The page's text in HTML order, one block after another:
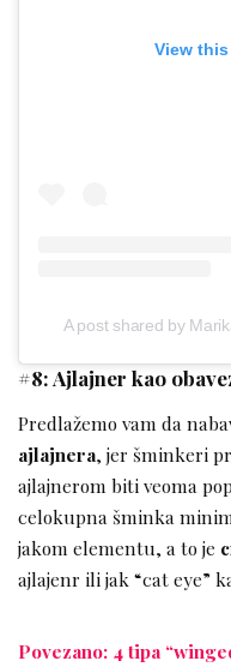
View
A post shared by
#8: Ajlajner kao
Predlažemo vam da
ajlajnera, jer šminkeri
ajlajnerom biti veoma
celokupna šminka
jakom elementu, a to je
ajlajenr ili jak “cat eye”
Povezano: 4 tipa